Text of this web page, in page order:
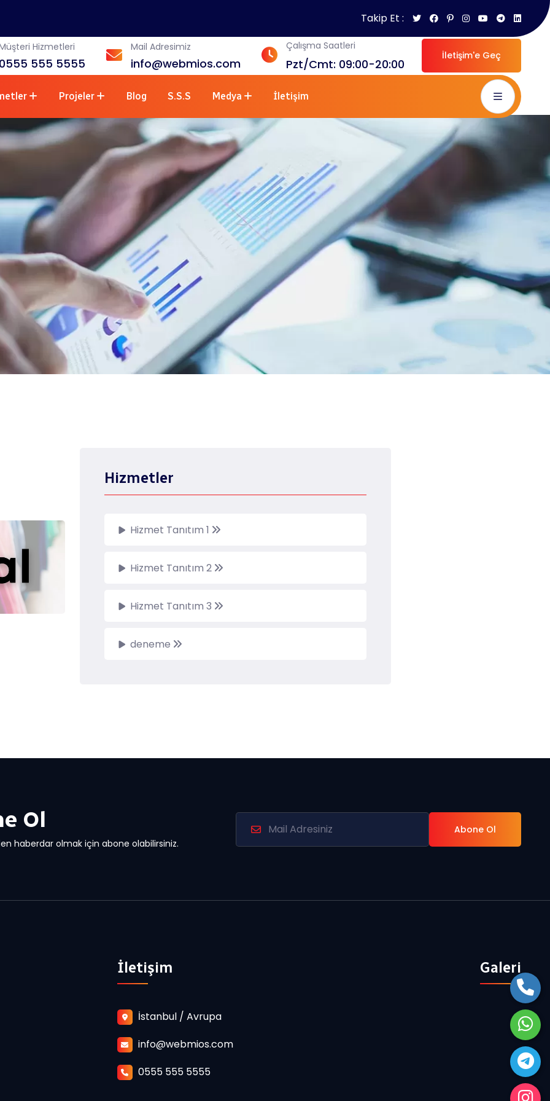
Takip Et :
Hizmetleri
555 5555
Mail Adresimiz
info@webmios.com
Çalışma Saatleri
Pzt/Cmt: 09:00-20:00
İletişim'e Geç
Projeler Blog S.S.S Medya İletişim
Hizmetler
Hizmet Tanıtım 1
Hizmet Tanıtım 2
Hizmet Tanıtım 3
deneme
Ol
haberdar olmak için abone olabilirsiniz.
Abone Ol
İletişim
İstanbul / Avrupa
info@webmios.com
0555 555 5555
Galeri